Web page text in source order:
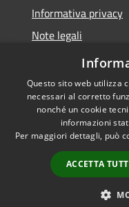
Informativa privacy
Note legali
Dichiarazione di
Accessibilità
Questo sito web utilizza
necessari al corretto
nonché un cookie
informazioni
Per maggiori dettagli, può
ACCETTA